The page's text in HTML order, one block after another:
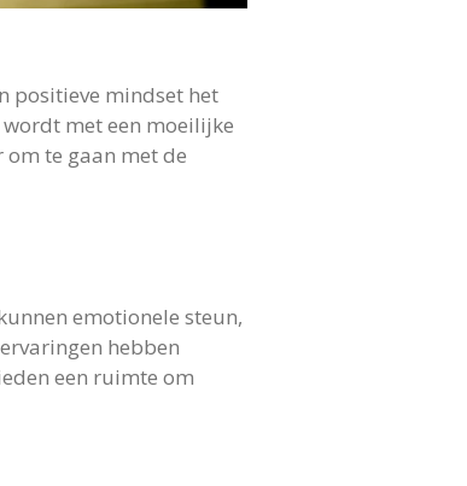
positieve mindset het
met een moeilijke
te gaan met de
emotionele steun,
hebben
een ruimte om